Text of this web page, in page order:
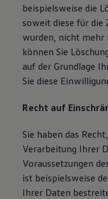
beispielsweise die
soweit diese für die
wurden, nicht mehr
können Sie
auf der Grundlage
Sie diese
Recht auf
Sie haben das
Verarbeitung Ihrer
Voraussetzungen
ist beispielsweise
Ihrer Daten